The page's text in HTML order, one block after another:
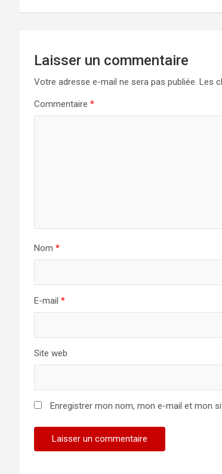
l’article
Laisser un commentaire
Votre adresse e-mail ne sera pas publiée. Les
Commentaire *
Nom *
E-mail *
Site web
Enregistrer mon nom, mon e-mail et mon